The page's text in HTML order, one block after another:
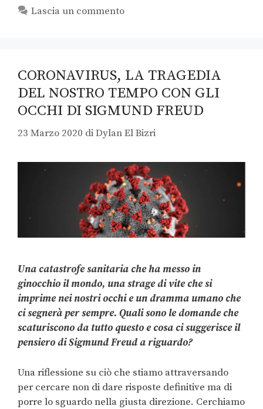
Lascia un commento
CORONAVIRUS, LA TRAGEDIA
DEL NOSTRO TEMPO CON GLI
OCCHI DI SIGMUND FREUD
23 Marzo 2020 diDylan El Bizri
Una catastrofe sanitaria che ha messo in
ginocchio il mondo, una strage di vite che si
imprime nei nostri occhi e un dramma umano che
ci segnerà per sempre. Quali sono le domande che
scaturiscono da tutto questo e cosa ci suggerisce il
pensiero di Sigmund Freud a riguardo?
Una riflessione su ciò che stiamo attraversando
per cercare non di dare risposte definitive ma di
porre lo sguardo nella giusta direzione. Cerchiamo